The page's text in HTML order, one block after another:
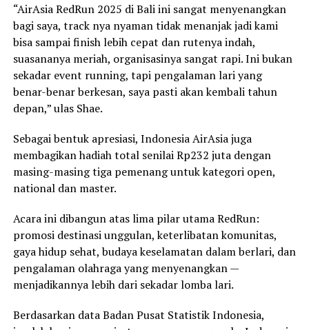
“AirAsia RedRun 2025 di Bali ini sangat menyenangkan
bagi saya, track nya nyaman tidak menanjak jadi kami
bisa sampai finish lebih cepat dan rutenya indah,
suasananya meriah, organisasinya sangat rapi. Ini bukan
sekadar event running, tapi pengalaman lari yang
benar-benar berkesan, saya pasti akan kembali tahun
depan,” ulas Shae.
Sebagai bentuk apresiasi, Indonesia AirAsia juga
membagikan hadiah total senilai Rp232 juta dengan
masing-masing tiga pemenang untuk kategori open,
national dan master.
Acara ini dibangun atas lima pilar utama RedRun:
promosi destinasi unggulan, keterlibatan komunitas,
gaya hidup sehat, budaya keselamatan dalam berlari, dan
pengalaman olahraga yang menyenangkan —
menjadikannya lebih dari sekadar lomba lari.
Berdasarkan data Badan Pusat Statistik Indonesia,